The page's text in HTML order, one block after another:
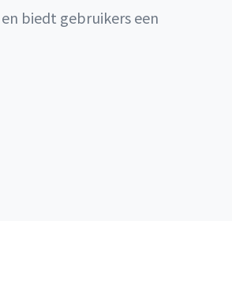
biedt gebruikers een